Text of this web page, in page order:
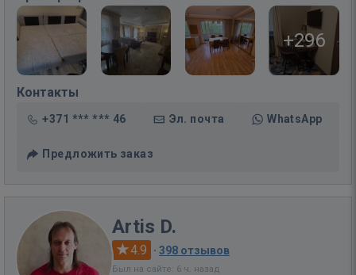
+296
Контакты
+371 *** *** 46 Эл. почта WhatsApp
Предложить заказ
Artis D.
4.9 · 398 отзывов
Был на сайте: 6 ч. назад